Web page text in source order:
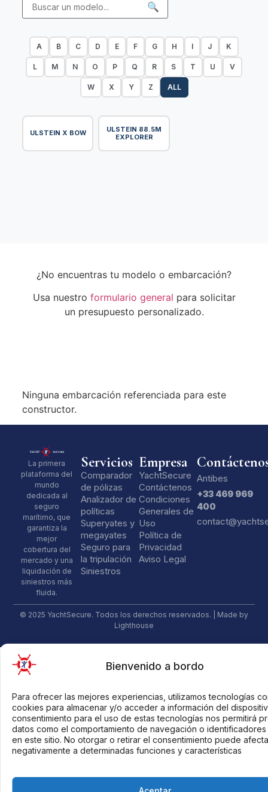
Bienvenido a bordo
Para ofrecer las mejores experiencias, utilizamos tecnologías
cookies para almacenar y/o acceder a información del
consentimiento para el uso de estas tecnologías nos permitirá
datos como el comportamiento de navegación o identificadores
en este sitio. No otorgar o retirar el consentimiento puede
negativamente a determinadas funciones y características
🔍
A B C D E F G H I J K
L M N O P Q R S T U V
W X Y Z ALL
ULSTEIN X BOW
ULSTEIN 88.5M
EXPLORER
¿No encuentras tu modelo o embarcación?
Usa nuestro formulario general para solicitar
un presupuesto personalizado.
Ninguna embarcación referenciada para este
constructor.
La primera
plataforma del
mundo
dedicada al
seguro
marítimo, que
garantiza la
mejor
cobertura del
mercado y una
liquidación de
siniestros más
fluida.
Servicios
Comparador
de pólizas
Analizador de
políticas
Superyates y
megayates
Seguro para
la tripulación
Siniestros
Empresa
YachtSecure
Contáctenos
Condiciones
Generales de
Uso
Política de
Privacidad
Aviso Legal
Antibes
+33 469 969
400
© 2025 YachtSecure. Todos los derechos reservados. | Made by
Lighthouse